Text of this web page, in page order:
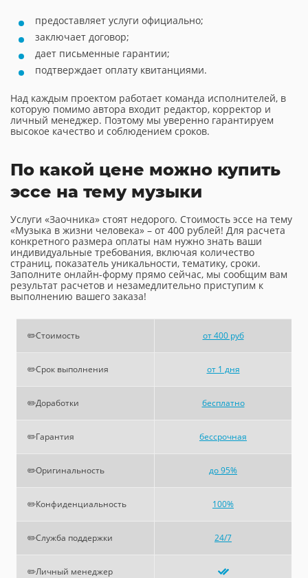
предоставляет услуги официально;
заключает договор;
дает письменные гарантии;
подтверждает оплату квитанциями.
Над каждым проектом работает команда исполнителей, в
которую помимо автора входит редактор, корректор и
личный менеджер. Поэтому мы уверенно гарантируем
высокое качество и соблюдением сроков.
По какой цене можно купить
эссе на тему музыки
Услуги «Заочника» стоят недорого. Стоимость эссе на тему
«Музыка в жизни человека» – от 400 рублей! Для расчета
конкретного размера оплаты нам нужно знать ваши
индивидуальные требования, включая количество
страниц, показатель уникальности, тематику, сроки.
Заполните онлайн-форму прямо сейчас, мы сообщим вам
результат расчетов и незамедлительно приступим к
выполнению вашего заказа!
✏️Стоимость от 400 руб
✏️Срок выполнения от 1 дня
✏️Доработки бесплатно
✏️Гарантия бессрочная
✏️Оригинальность до 95%
✏️Конфиденциальность 100%
✏️Служба поддержки 24/7
✏️Личный менеджер